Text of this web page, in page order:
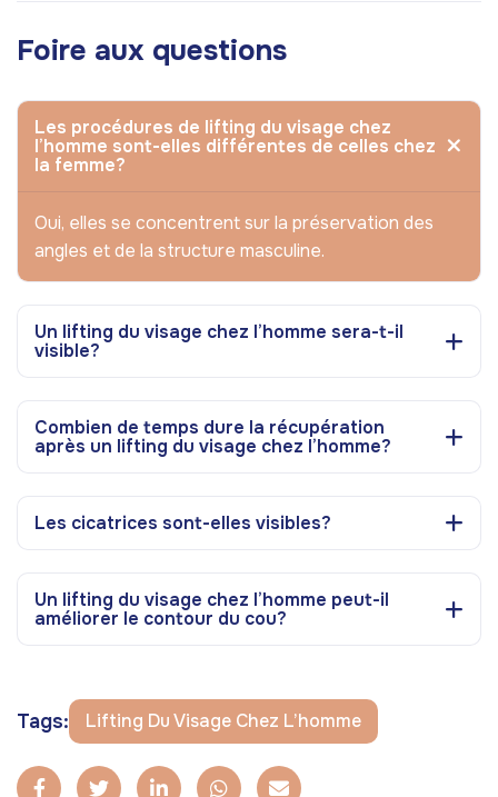
Foire aux questions
Les procédures de lifting du visage chez
l’homme sont-elles différentes de celles chez
la femme?
Oui, elles se concentrent sur la préservation des
angles et de la structure masculine.
Un lifting du visage chez l’homme sera-t-il
visible?
Combien de temps dure la récupération
après un lifting du visage chez l’homme?
Les cicatrices sont-elles visibles?
Un lifting du visage chez l’homme peut-il
améliorer le contour du cou?
Tags: Lifting Du Visage Chez L’homme